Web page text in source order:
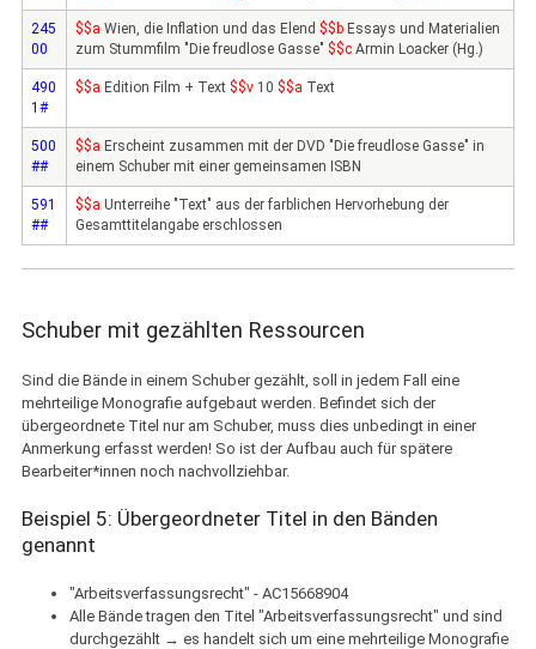
245
00
$$a Wien, die Inflation und das Elend $$b Essays und Materialien
zum Stummfilm "Die freudlose Gasse" $$c Armin Loacker (Hg.)
490
1#
$$a Edition Film + Text $$v 10 $$a Text
500
##
$$a Erscheint zusammen mit der DVD "Die freudlose Gasse" in
einem Schuber mit einer gemeinsamen ISBN
591
##
$$a Unterreihe "Text" aus der farblichen Hervorhebung der
Gesamttitelangabe erschlossen
Schuber mit gezählten Ressourcen
Sind die Bände in einem Schuber gezählt, soll in jedem Fall eine
mehrteilige Monografie aufgebaut werden. Befindet sich der
übergeordnete Titel nur am Schuber, muss dies unbedingt in einer
Anmerkung erfasst werden! So ist der Aufbau auch für spätere
Bearbeiter*innen noch nachvollziehbar.
Beispiel 5: Übergeordneter Titel in den Bänden
genannt
"Arbeitsverfassungsrecht" - AC15668904
Alle Bände tragen den Titel "Arbeitsverfassungsrecht" und sind
durchgezählt → es handelt sich um eine mehrteilige Monografie